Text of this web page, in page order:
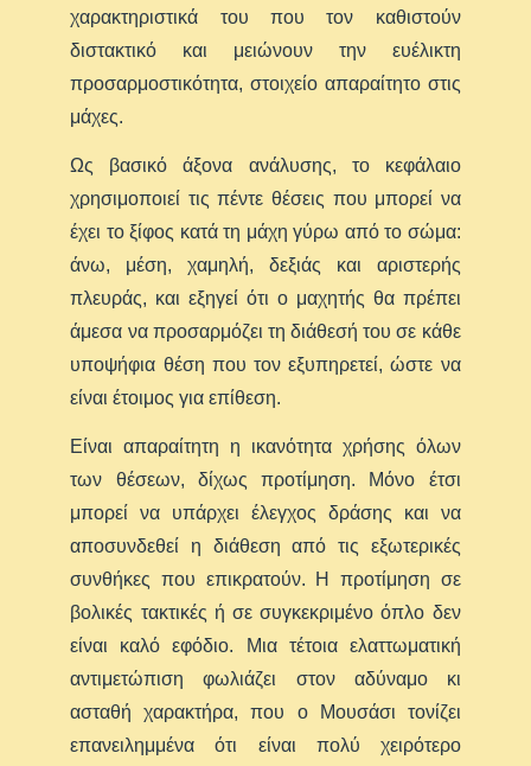
χαρακτηριστικά του που τον καθιστούν
διστακτικό και μειώνουν την ευέλικτη
προσαρμοστικότητα, στοιχείο απαραίτητο στις
μάχες.
Ως βασικό άξονα ανάλυσης, το κεφάλαιο
χρησιμοποιεί τις πέντε θέσεις που μπορεί να
έχει το ξίφος κατά τη μάχη γύρω από το σώμα:
άνω, μέση, χαμηλή, δεξιάς και αριστερής
πλευράς, και εξηγεί ότι ο μαχητής θα πρέπει
άμεσα να προσαρμόζει τη διάθεσή του σε κάθε
υποψήφια θέση που τον εξυπηρετεί, ώστε να
είναι έτοιμος για επίθεση.
Είναι απαραίτητη η ικανότητα χρήσης όλων
των θέσεων, δίχως προτίμηση. Μόνο έτσι
μπορεί να υπάρχει έλεγχος δράσης και να
αποσυνδεθεί η διάθεση από τις εξωτερικές
συνθήκες που επικρατούν. Η προτίμηση σε
βολικές τακτικές ή σε συγκεκριμένο όπλο δεν
είναι καλό εφόδιο. Μια τέτοια ελαττωματική
αντιμετώπιση φωλιάζει στον αδύναμο κι
ασταθή χαρακτήρα, που ο Μουσάσι τονίζει
επανειλημμένα ότι είναι πολύ χειρότερο